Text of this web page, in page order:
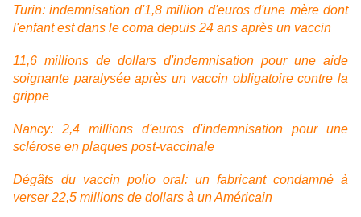
Turin: indemnisation d'1,8 million d'euros d'une mère dont
l'enfant est dans le coma depuis 24 ans après un vaccin
11,6 millions de dollars d'indemnisation pour une aide
soignante paralysée après un vaccin obligatoire contre la
grippe
Nancy: 2,4 millions d'euros d'indemnisation pour une
sclérose en plaques post-vaccinale
Dégâts du vaccin polio oral: un fabricant condamné à
verser 22,5 millions de dollars à un Américain